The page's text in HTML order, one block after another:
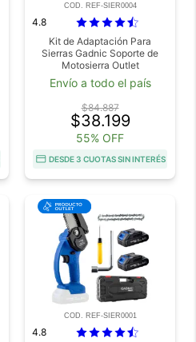
COD. REF-SIER0004
4.8
Kit de Adaptación Para
Sierras Gadnic Soporte de
Motosierra Outlet
Envío a todo el país
$84.887
$38.199
55% OFF
DESDE 3 CUOTAS SIN INTERÉS
COD. REF-SIER0001
4.8